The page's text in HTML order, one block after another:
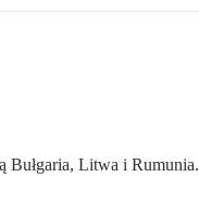
Bułgaria, Litwa i Rumunia.